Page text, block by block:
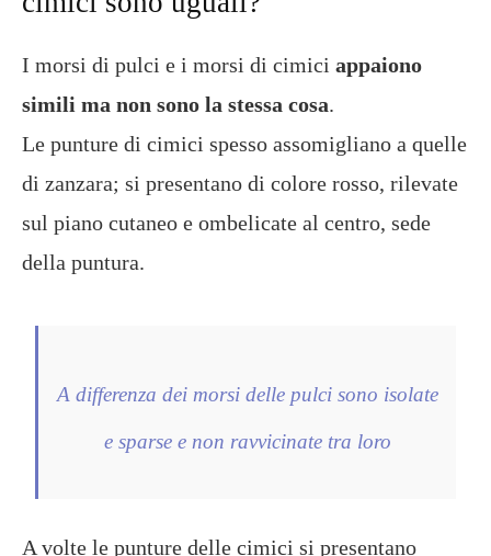
I morsi di pulci e i morsi di cimici appaiono
simili ma non sono la stessa cosa.
Le punture di cimici spesso assomigliano a quelle
di zanzara; si presentano di colore rosso, rilevate
sul piano cutaneo e ombelicate al centro, sede
della puntura.
A differenza dei morsi delle pulci sono isolate
e sparse e non ravvicinate tra loro
A volte le punture delle cimici si presentano